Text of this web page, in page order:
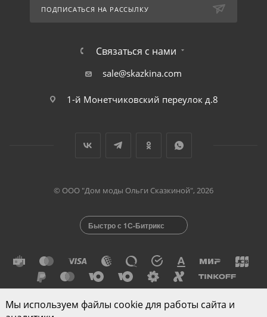
ПОДПИСАТЬСЯ НА РАССЫЛКУ
Связаться с нами
sale@skazkina.com
1-й Монетчиковский переулок д.8
© ООО "Дом моды Ольги Сказкиной", 2026
Быстро с 1С-Битрикс
Разработано в
Мы используем файлы cookie для работы сайта и